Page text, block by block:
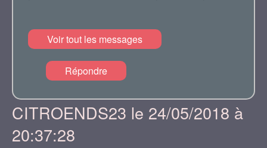
Voir tout les messages
Répondre
CITROENDS23 le 24/05/2018 à
20:37:28